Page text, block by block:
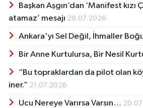
Başkan Aşgın’dan ‘Manifest kızı
atamaz’ mesajı 29.07.2026
Ankara'yı Sel Değil, İhmaller
Bir Anne Kurtulursa, Bir Nesil
“Bu topraklardan da pilot olan
iner.” 21.07.2026
Ucu Nereye Varırsa Varsın…